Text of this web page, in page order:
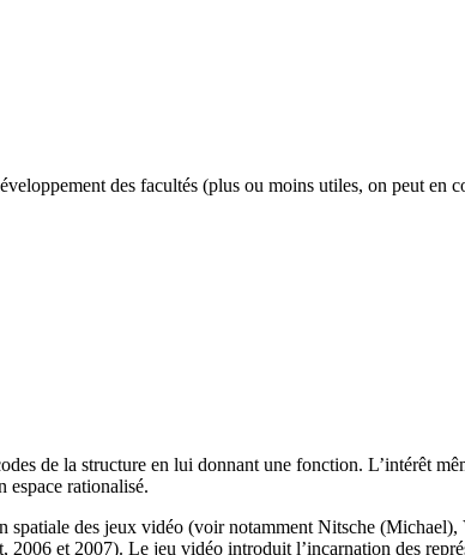
des facultés (plus ou moins utiles, on peut en
de la structure en lui donnant une fonction. L’intérêt
espace rationalisé.
spatiale des jeux vidéo (voir notamment Nitsche
et 2007). Le jeu vidéo introduit l’incarnation des